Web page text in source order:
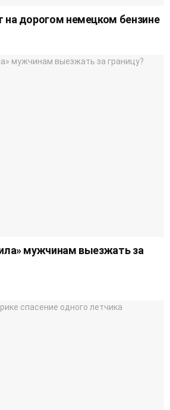
на дорогом немецком бензине
мужчинам выезжать за